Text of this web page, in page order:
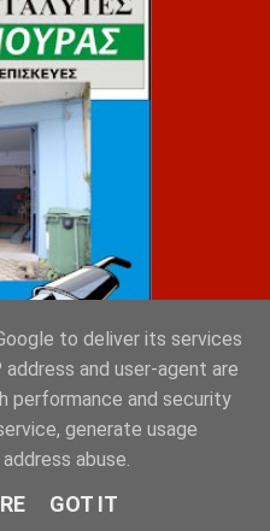
to deliver its services
and user-agent are
performance and security
generate usage
abuse.
GOT IT